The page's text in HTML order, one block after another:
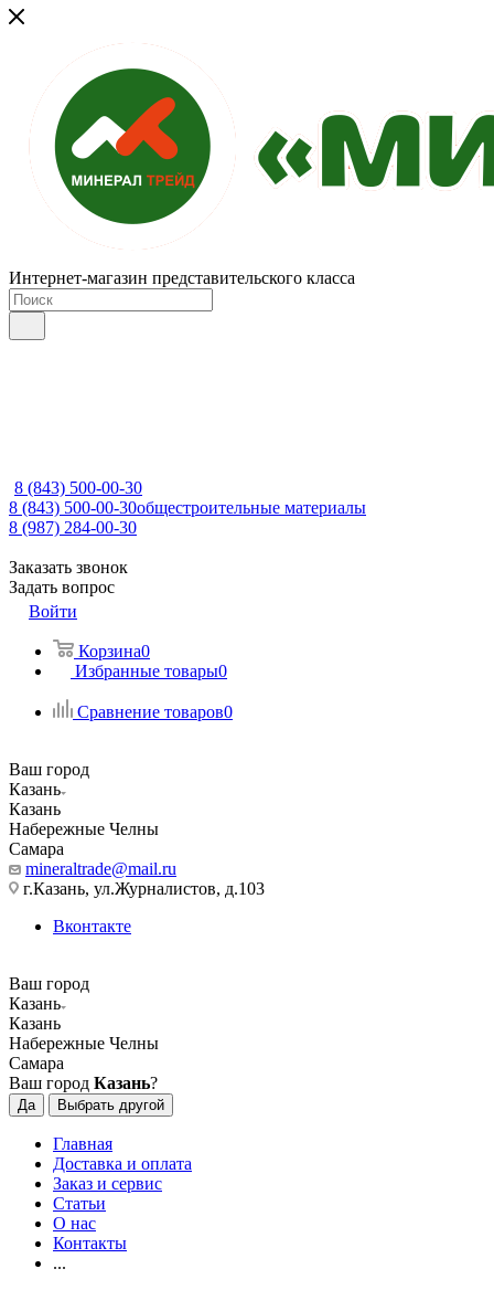
Интернет-магазин представительского класса
8 (843) 500-00-30
8 (843) 500-00-30общестроительные материалы
8 (987) 284-00-30
Заказать звонок
Задать вопрос
Войти
Корзина0
Избранные товары0
Сравнение товаров0
Ваш город
Казань
Казань
Набережные Челны
Самара
mineraltrade@mail.ru
г.Казань, ул.Журналистов, д.103
Вконтакте
Ваш город
Казань
Казань
Набережные Челны
Самара
Ваш город Казань?
Да Выбрать другой
Главная
Доставка и оплата
Заказ и сервис
Статьи
О нас
Контакты
...